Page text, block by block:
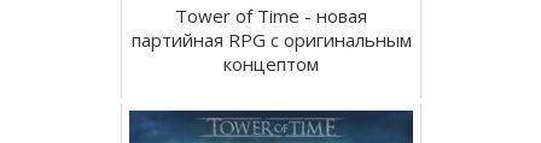
Tower of Time - новая
партийная RPG с оригинальным
концептом